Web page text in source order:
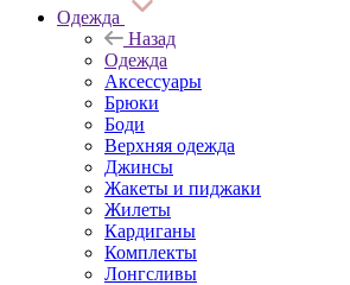
Одежда
Назад
Одежда
Аксессуары
Брюки
Боди
Верхняя одежда
Джинсы
Жакеты и пиджаки
Жилеты
Кардиганы
Комплекты
Лонгсливы